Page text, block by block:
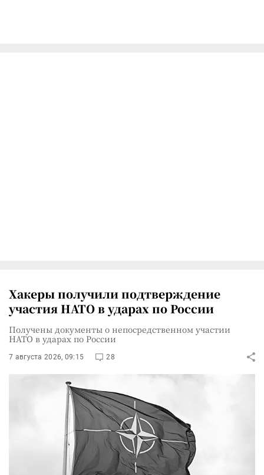
Хакеры получили подтверждение
участия НАТО в ударах по России
Получены документы о непосредственном участии
НАТО в ударах по России
7 августа 2026, 09:15 28